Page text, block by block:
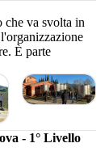
che va svolta in
È parte
- 1° Livello